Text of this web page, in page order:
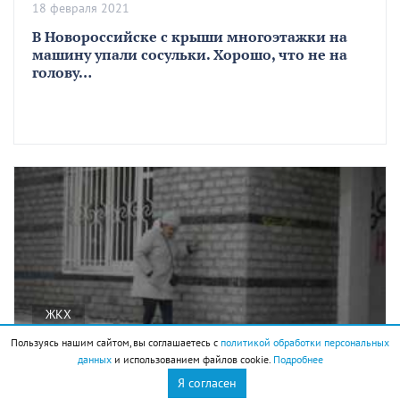
В Новороссийске с крыши многоэтажки на
машину упали сосульки. Хорошо, что не на
голову…
18 февраля 2021
ЖКХ
Как Новороссийск боролся с гололедицей
18 февраля 2021
Пользуясь нашим сайтом, вы соглашаетесь с политикой обработки персональных
данныхи использованием файлов cookie. Подробнее
Я согласен